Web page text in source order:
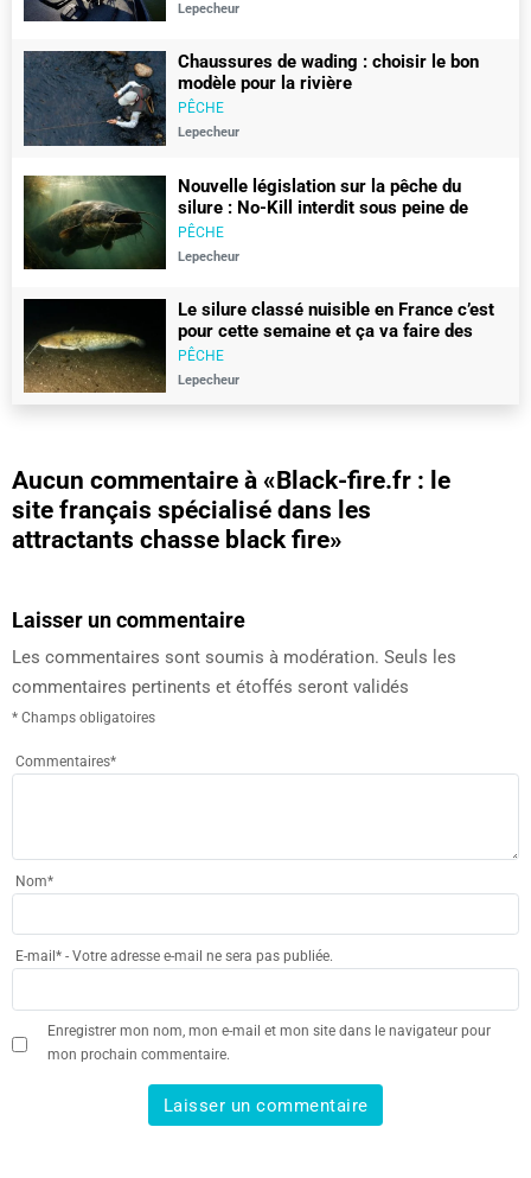
Lepecheur
Chaussures de wading : choisir le bon
modèle pour la rivière
PÊCHE
Lepecheur
Nouvelle législation sur la pêche du
silure : No-Kill interdit sous peine de
450€ d’amende
PÊCHE
Lepecheur
Le silure classé nuisible en France c’est
pour cette semaine et ça va faire des
vagues
PÊCHE
Lepecheur
Aucun commentaire à «Black-fire.fr : le
site français spécialisé dans les
attractants chasse black fire»
Laisser un commentaire
Les commentaires sont soumis à modération. Seuls les
commentaires pertinents et étoffés seront validés
* Champs obligatoires
Commentaires*
Nom*
E-mail * - Votre adresse e-mail ne sera pas publiée.
Enregistrer mon nom, mon e-mail et mon site dans le navigateur pour
mon prochain commentaire.